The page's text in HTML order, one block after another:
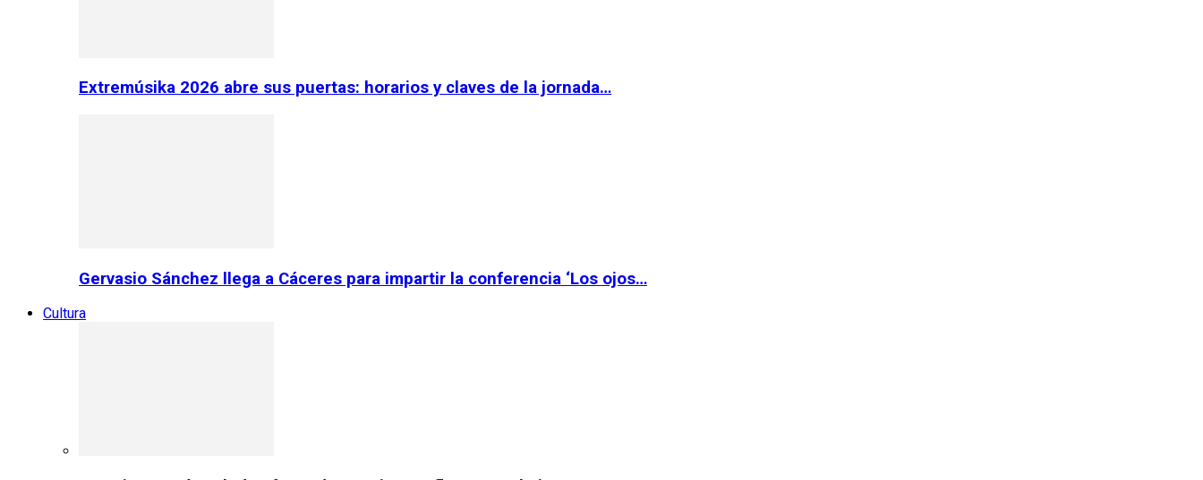
Extremúsika 2026 abre sus puertas: horarios y claves de la jornada…
Gervasio Sánchez llega a Cáceres para impartir la conferencia ‘Los ojos…
Cultura